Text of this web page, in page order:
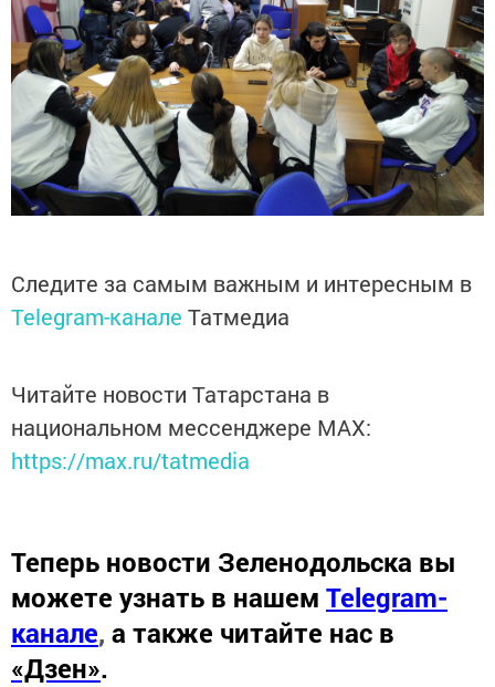
Следите за самым важным и интересным в
Telegram-канале Татмедиа
Читайте новости Татарстана в
национальном мессенджере MАХ:
https://max.ru/tatmedia
Теперь новости Зеленодольска вы
можете узнать в нашем Telegram-
канале, а также читайте нас в
«Дзен».